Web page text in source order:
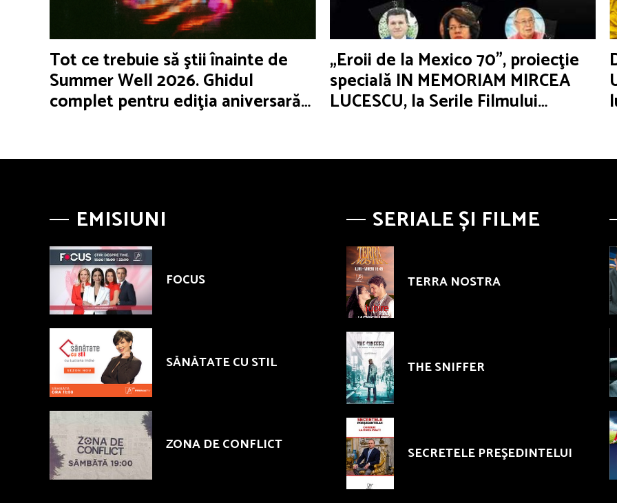
Tot ce trebuie să ştii înainte de
Summer Well 2026. Ghidul
complet pentru ediţia aniversară
„Eroii de la Mexico 70”, proiecţie
specială IN MEMORIAM MIRCEA
LUCESCU, la Serile Filmului
EMISIUNI
FOCUS
SĂNĂTATE CU STIL
ZONA DE CONFLICT
SERIALE ȘI FILME
TERRA NOSTRA
THE SNIFFER
SECRETELE PREŞEDINTELUI